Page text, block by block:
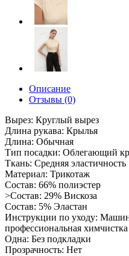
Описание
Отзывы (0)
Вырез: Круглый вырез
Длина рукава: Крылья
Длина: Обычная
Тип посадки: Облегающий
Ткань: Средняя эластичность
Материал: Трикотаж
Состав: 66% полиэстер
>Состав: 29% Вискоза
Состав: 5% Эластан
Инструкции по уходу:
профессиональная химчистка
Одна: Без подкладки
Прозрачность: Нет